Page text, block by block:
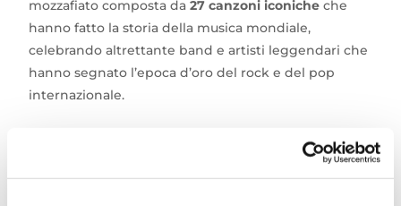
mozzafiato composta da27 canzoni iconiche che
hanno fatto la storia della musica mondiale,
celebrando altrettante band e artisti leggendari che
hanno segnato l’epoca d’oro del rock e del pop
internazionale.
Preparati a cantare e a emozionarti sulle note dei